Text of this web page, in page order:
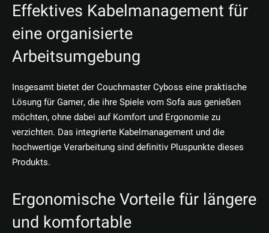
Effektives Kabelmanagement für
eine organisierte
Arbeitsumgebung
Insgesamt bietet der Couchmaster Cyboss eine praktische
Lösung für Gamer, die ihre Spiele vom Sofa aus genießen
möchten, ohne dabei auf Komfort und Ergonomie zu
verzichten. Das integrierte Kabelmanagement und die
hochwertige Verarbeitung sind definitiv Pluspunkte dieses
Produkts.
Ergonomische Vorteile für längere
und komfortable